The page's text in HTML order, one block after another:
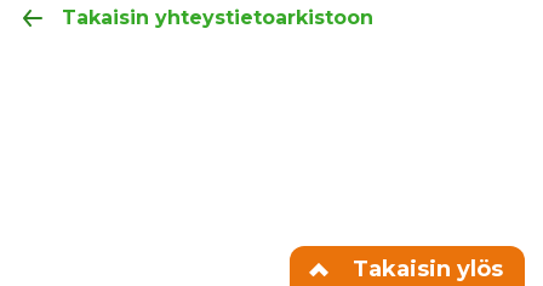
Takaisin yhteystietoarkistoon
Takaisin ylös